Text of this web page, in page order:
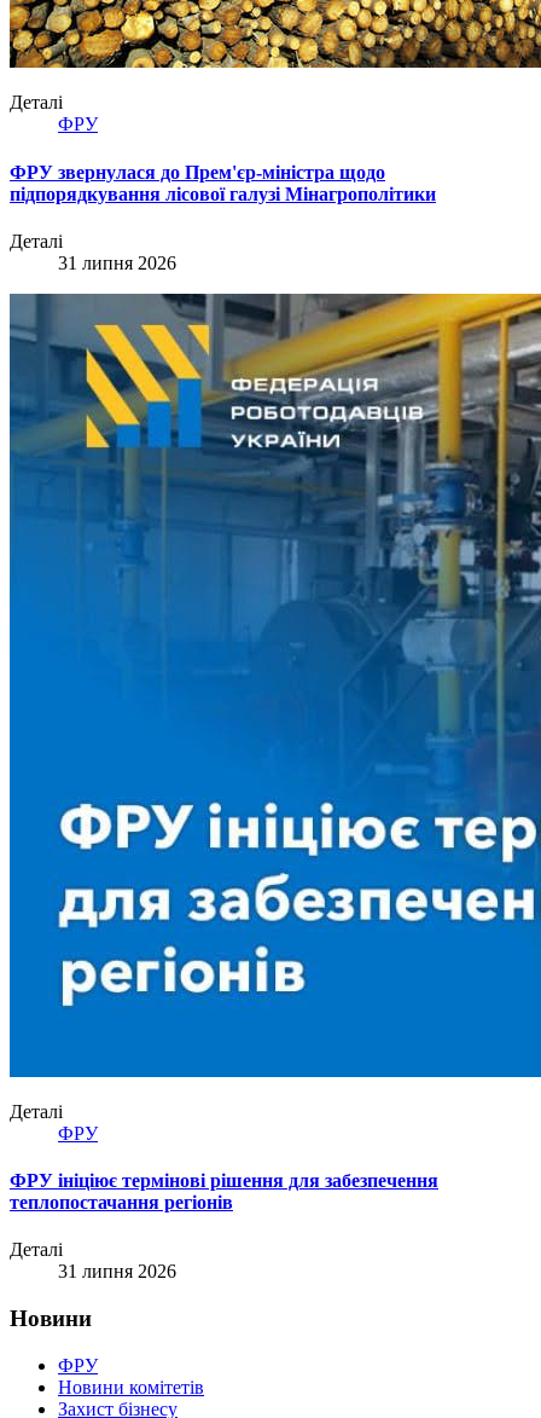
Деталі
ФРУ
ФРУ звернулася до Прем'єр-міністра щодо
підпорядкування лісової галузі Мінагрополітики
Деталі
31 липня 2026
Деталі
ФРУ
ФРУ ініціює термінові рішення для забезпечення
теплопостачання регіонів
Деталі
31 липня 2026
Новини
ФРУ
Новини комітетів
Захист бізнесу